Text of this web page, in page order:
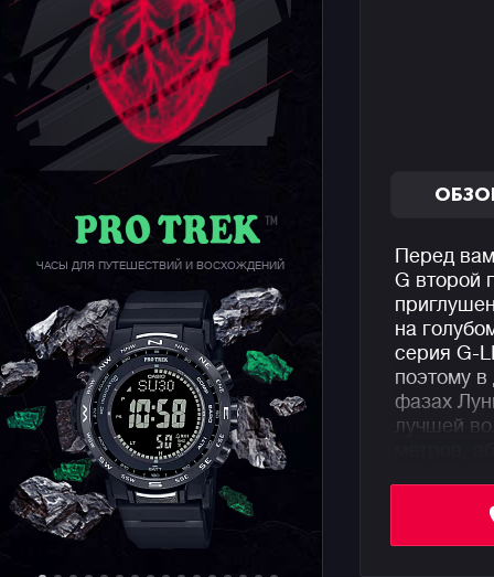
ЧАСЫ ДЛЯ ПУТЕШЕСТВИЙ И ВОСХОЖДЕНИЙ
Перед
G второй
на
серия G-
поэтому
фазах
лучшей
А если вы